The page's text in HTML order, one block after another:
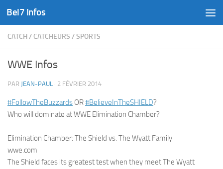
Skip to content
Bel7 Infos
CATCH/ CATCHEURS /SPORTS
WWE Infos
PAR JEAN-PAUL · 2 FÉVRIER 2014
‪#‎FollowTheBuzzards‬ OR‪#‎BelieveInTheSHIELD‬?
Who will dominate at WWE Elimination Chamber?
Elimination Chamber: The Shield vs. The Wyatt Family
wwe.com
The Shield faces its greatest test when they meet The Wyatt